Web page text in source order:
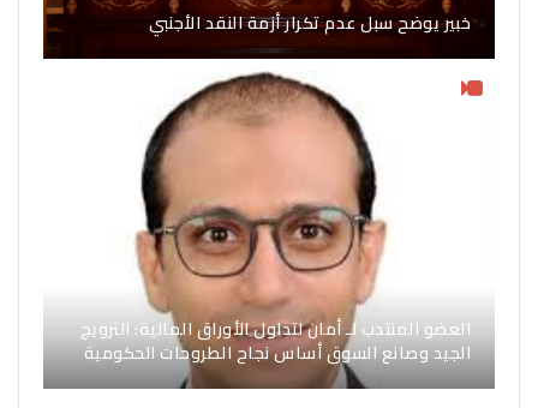
خبير يوضح سبل عدم تكرار أزمة النقد الأجنبي
العضو المنتدب لـ أمان لتداول الأوراق المالية: الترويج
الجيد وصانع السوق أساس نجاح الطروحات الحكومية